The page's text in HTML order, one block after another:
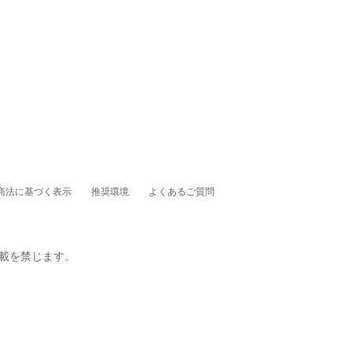
法に基づく表示 推奨環境 よくあるご質問
を禁じます。